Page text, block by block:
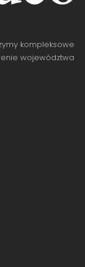
kompleksowe
województwa